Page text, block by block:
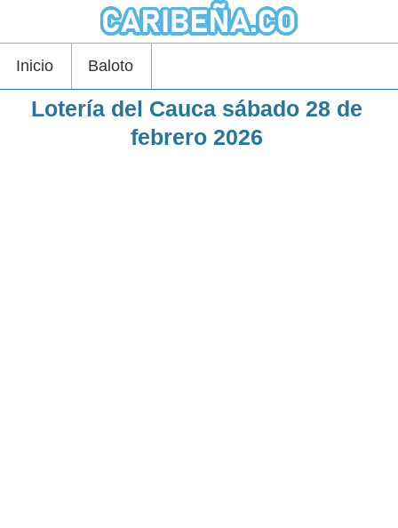
Inicio Baloto
Lotería del Cauca sábado 28 de
febrero 2026